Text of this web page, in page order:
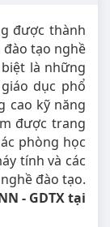
được thành
đào tạo nghề
là những
dục phổ
cao kỹ năng
được trang
phòng học
tính và các
đào tạo.
- GDTX tại